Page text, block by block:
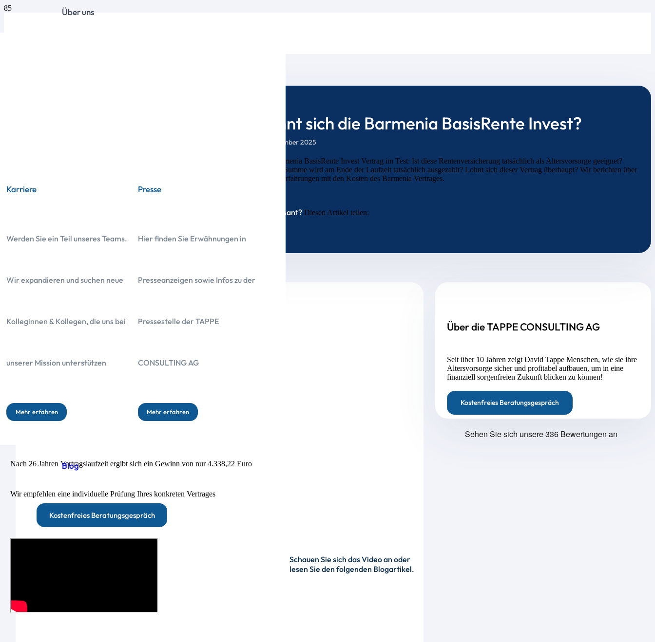
Über uns
Karriere
Werden Sie ein Teil unseres Teams.
Wir expandieren und suchen neue
Kolleginnen & Kollegen, die uns bei
unserer Mission unterstützen
Mehr erfahren
Presse
Hier finden Sie Erwähnungen in
Presseanzeigen sowie Infos zu der
Pressestelle der TAPPE
CONSULTING AG
Mehr erfahren
Blog
Kostenfreies Beratungsgespräch
Lohnt sich die Barmenia BasisRente Invest?
4. September 2025
Der Barmenia BasisRente Invest Vertrag im Test: Ist diese Rentenversicherung tatsächlich als Altersvorsorge geeignet?
Welche Summe wird am Ende der Laufzeit tatsächlich ausgezahlt? Lohnt sich dieser Vertrag überhaupt? Wir berichten über
unsere Erfahrungen mit den Kosten des Barmenia Vertrages.
Interessant?Diesen Artikel teilen:
Die Gesamtbelastung der im Angebot hinterlegten Kapitalanlage beträgt 73.055,72 Euro
Nach 26 Jahren Vertragslaufzeit ergibt sich ein Gewinn von nur 4.338,22 Euro
Wir empfehlen eine individuelle Prüfung Ihres konkreten Vertrages
Schauen Sie sich das Video an oder
lesen Sie den folgenden Blogartikel.
Über die TAPPE CONSULTING AG
Seit über 10 Jahren zeigt David Tappe Menschen, wie sie ihre
Altersvorsorge sicher und profitabel aufbauen, um in eine
finanziell sorgenfreien Zukunft blicken zu können!
Kostenfreies Beratungsgespräch